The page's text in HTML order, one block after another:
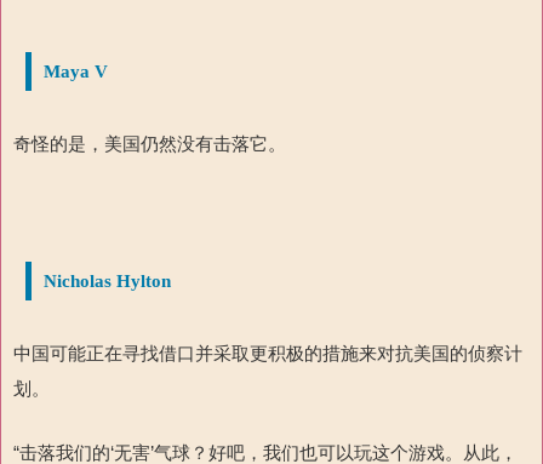
Maya V
奇怪的是，美国仍然没有击落它。
Nicholas Hylton
中国可能正在寻找借口并采取更积极的措施来对抗美国的侦察计
划。
“击落我们的‘无害’气球？好吧，我们也可以玩这个游戏。从此，